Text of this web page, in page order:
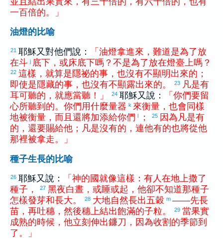
一百倍的。
」
油燈的比喻
21 耶穌又對他們說： 「 油燈拿進來 ， 難道是為了放
在斗 j 底下 ， 或床底下嗎 ？ 不是為了放在燈臺 上嗎 ？
22 這樣 ， 就算是隱祕的事 ， 也沒有不顯明 出來的 ；
即使是隱藏的事 ， 也沒有不顯露出來的。 23 凡是有
耳可聽的 ， 就應當聽 ！ 」 24 耶穌又說： 「 你們要留
心所聽到 的。 你們用什麼量器 k 來衡量 ， 也會 同樣
地被衡量 ， 而且 還將加添給你們 l ； 25 因為 凡是有
的 ， 還要賜給他 ； 凡是沒有的 ， 連他有的也將從他
那裡被拿走。
」
種子生長的比喻
26 耶穌又說： 「 神的 國就像這樣 ： 有人在地上撒了
種子 ， 27 黑夜白晝 ， 或睡或起 ， 他卻不知道那種子
怎樣發芽和長大。 28 大地自然長出五穀 m ——先長
苗 ， 再吐穗 ， 然後穗上結出飽滿的子粒。 29 當果實
成熟的時候 ， 他立刻 伸出鐮刀 ， 因為收割 的季節到
了。
」